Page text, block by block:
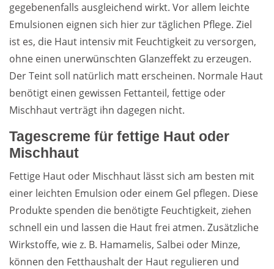
gegebenenfalls ausgleichend wirkt. Vor allem leichte
Emulsionen eignen sich hier zur täglichen Pflege. Ziel
ist es, die Haut intensiv mit Feuchtigkeit zu versorgen,
ohne einen unerwünschten Glanzeffekt zu erzeugen.
Der Teint soll natürlich matt erscheinen. Normale Haut
benötigt einen gewissen Fettanteil, fettige oder
Mischhaut verträgt ihn dagegen nicht.
Tagescreme für fettige Haut oder
Mischhaut
Fettige Haut oder Mischhaut lässt sich am besten mit
einer leichten Emulsion oder einem Gel pflegen. Diese
Produkte spenden die benötigte Feuchtigkeit, ziehen
schnell ein und lassen die Haut frei atmen. Zusätzliche
Wirkstoffe, wie z. B. Hamamelis, Salbei oder Minze,
können den Fetthaushalt der Haut regulieren und